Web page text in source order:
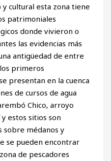
cultural esta zona tiene
patrimoniales
donde vivieron o
las evidencias más
antigüedad de entre
primeros
presentan en la cuenca
de cursos de agua
Chico, arroyo
estos sitios son
sobre médanos y
se pueden encontrar
de pescadores